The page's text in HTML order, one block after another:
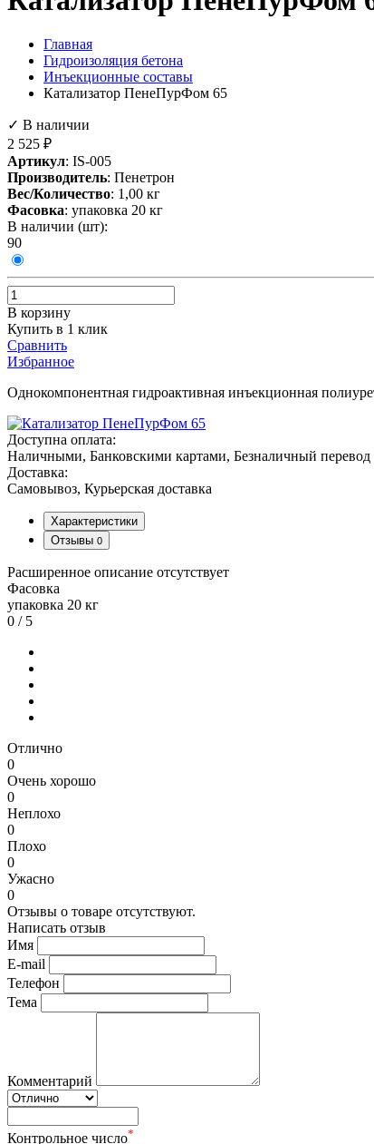
Главная
Гидроизоляция бетона
Инъекционные составы
Катализатор ПенеПурФом 65
✓ В наличии
2 525 ₽
Артикул: IS-005
Производитель: Пенетрон
Вес/Количество: 1,00 кг
Фасовка: упаковка 20 кг
В наличии (шт):
90
В корзину
Купить в 1 клик
Сравнить
Избранное
Однокомпонентная гидроактивная инъекционная
Доступна оплата:
Наличными, Банковскими картами, Безналичный перевод
Доставка:
Самовывоз, Курьерская доставка
Характеристики
Отзывы 0
Расширенное описание отсутствует
Фасовка
упаковка 20 кг
0 / 5
Отлично
0
Очень хорошо
0
Неплохо
0
Плохо
0
Ужасно
0
Отзывы о товаре отсутствуют.
Написать отзыв
Имя
E-mail
Телефон
Тема
Комментарий
Контрольное число*